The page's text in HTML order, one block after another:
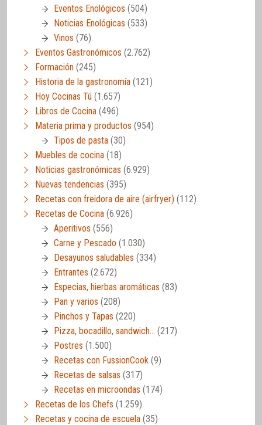
Eventos Enológicos (504)
Noticias Enológicas (533)
Vinos (76)
Eventos Gastronómicos (2.762)
Formación (245)
Historia de la gastronomía (121)
Hoy Cocinas Tú (1.657)
Libros de Cocina (496)
Materia prima y productos (954)
Tipos de pasta (30)
Muebles de cocina (18)
Noticias gastronómicas (6.929)
Nuevas tendencias (395)
Recetas con freidora de aire (airfryer) (112)
Recetas de Cocina (6.926)
Aperitivos (556)
Carne y Pescado (1.030)
Desayunos saludables (334)
Entrantes (2.672)
Especias, hierbas aromáticas (83)
Pan y varios (208)
Pinchos y Tapas (220)
Pizza, bocadillo, sandwich… (217)
Postres (1.500)
Recetas con FussionCook (9)
Recetas de salsas (317)
Recetas en microondas (174)
Recetas de los Chefs (1.259)
Recetas y cocina de escuela (35)